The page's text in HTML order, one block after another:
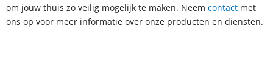
om jouw thuis zo veilig mogelijk te maken. Neem contact met
ons op voor meer informatie over onze producten en diensten.